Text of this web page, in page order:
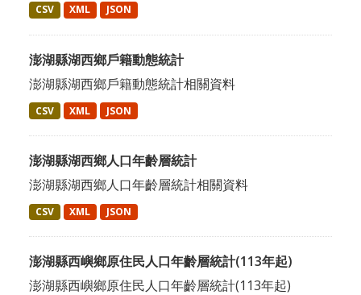
CSV XML JSON
澎湖縣湖西鄉戶籍動態統計
澎湖縣湖西鄉戶籍動態統計相關資料
CSV XML JSON
澎湖縣湖西鄉人口年齡層統計
澎湖縣湖西鄉人口年齡層統計相關資料
CSV XML JSON
澎湖縣西嶼鄉原住民人口年齡層統計(113年起)
澎湖縣西嶼鄉原住民人口年齡層統計(113年起)